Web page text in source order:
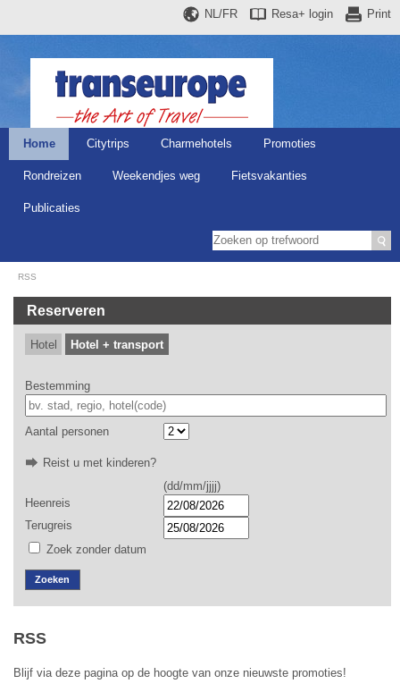
Print
Resa+ login
NL/FR
Home Citytrips Charmehotels Promoties
Rondreizen Weekendjes weg Fietsvakanties
Publicaties
RSS
Reserveren
Hotel Hotel + transport
Bestemming
Aantal personen
Reist u met kinderen?
(dd/mm/jjjj)
Heenreis
Terugreis
Zoek zonder datum
Zoeken
RSS
Blijf via deze pagina op de hoogte van onze nieuwste promoties!